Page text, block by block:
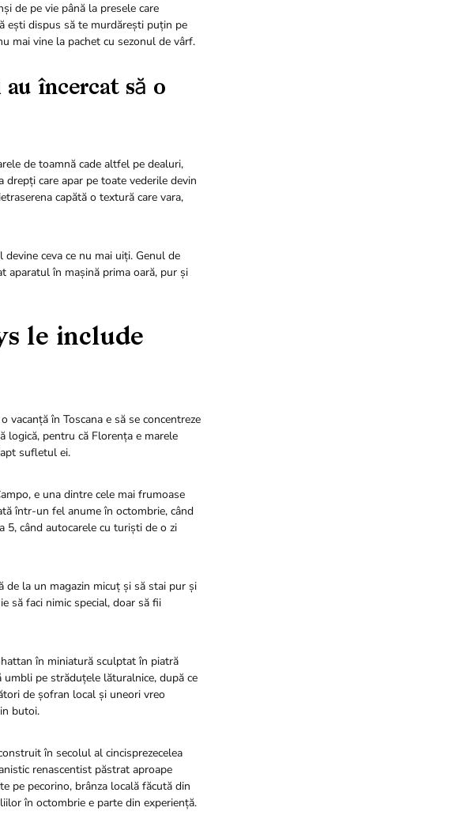
de pe vie până la presele care
ești dispus să te murdărești puțin pe
mai vine la pachet cu sezonul de vârf.
încercat să o
de toamnă cade altfel pe dealuri,
drepți care apar pe toate vederile devin
capătă o textură care vara,
devine ceva ce nu mai uiți. Genul de
aparatul în mașină prima oară, pur și
le include
vacanță în Toscana e să se concentreze
logică, pentru că Florența e marele
sufletul ei.
e una dintre cele mai frumoase
într-un fel anume în octombrie, când
5, când autocarele cu turiști de o zi
de la un magazin micuț și să stai pur și
să faci nimic special, doar să fii
în miniatură sculptat în piatră
pe străduțele lăturalnice, după ce
de șofran local și uneori vreo
butoi.
în secolul al cincisprezecelea
renascentist păstrat aproape
pe pecorino, brânza locală făcută din
în octombrie e parte din experiență.